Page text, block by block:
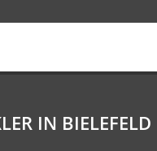
IN BIELEFELD